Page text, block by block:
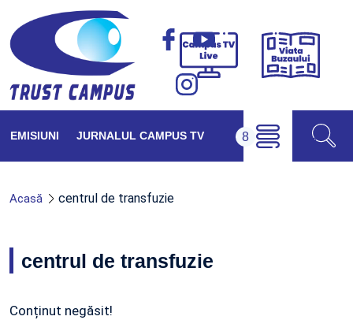
Campus
Viața
EMISIUNI JURNALUL CAMPUS TV
Acasă centrul de transfuzie
centrul de transfuzie
Conținut negăsit!